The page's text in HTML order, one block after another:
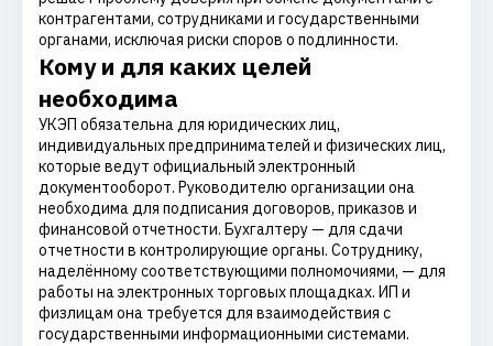
контрагентами, сотрудниками и государственными
органами, исключая риски споров о подлинности.
Кому и для каких целей
необходима
УКЭП обязательна для юридических лиц,
индивидуальных предпринимателей и физических лиц,
которые ведут официальный электронный
документооборот. Руководителю организации она
необходима для подписания договоров, приказов и
финансовой отчетности. Бухгалтеру — для сдачи
отчетности в контролирующие органы. Сотруднику,
наделённому соответствующими полномочиями, — для
работы на электронных торговых площадках. ИП и
физлицам она требуется для взаимодействия с
государственными информационными системами.